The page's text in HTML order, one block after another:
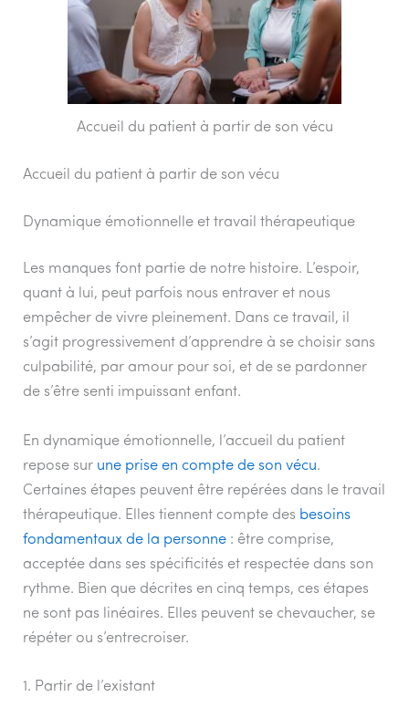
Accueil du patient à partir de son vécu
Accueil du patient à partir de son vécu
Dynamique émotionnelle et travail thérapeutique
Les manques font partie de notre histoire. L’espoir,
quant à lui, peut parfois nous entraver et nous
empêcher de vivre pleinement. Dans ce travail, il
s’agit progressivement d’apprendre à se choisir sans
culpabilité, par amour pour soi, et de se pardonner
de s’être senti impuissant enfant.
En dynamique émotionnelle, l’accueil du patient
repose sur une prise en compte de son vécu.
Certaines étapes peuvent être repérées dans le travail
thérapeutique. Elles tiennent compte des besoins
fondamentaux de la personne : être comprise,
acceptée dans ses spécificités et respectée dans son
rythme. Bien que décrites en cinq temps, ces étapes
ne sont pas linéaires. Elles peuvent se chevaucher, se
répéter ou s’entrecroiser.
1. Partir de l’existant